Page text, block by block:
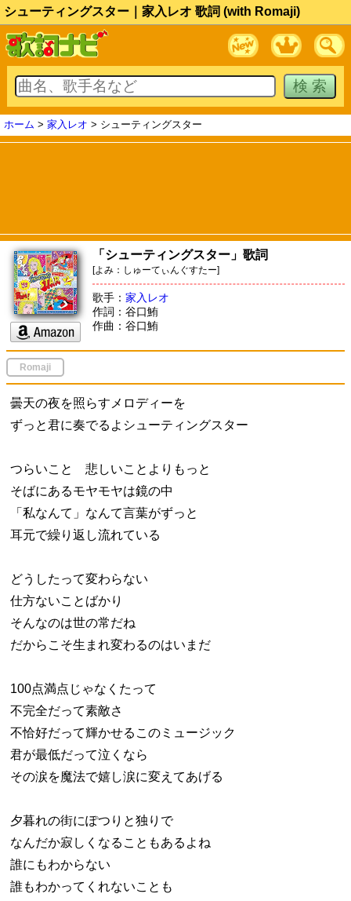
シューティングスター｜家入レオ 歌詞 (with Romaji)
ホーム > 家入レオ > シューティングスター
「シューティングスター」歌詞
[よみ：しゅーてぃんぐすたー]
歌手： 家入レオ
作詞：谷口鮪
作曲：谷口鮪
Romaji
曇天の夜を照らすメロディーを
ずっと君に奏でるよシューティングスター
つらいこと 悲しいことよりもっと
そばにあるモヤモヤは鏡の中
「私なんて」なんて言葉がずっと
耳元で繰り返し流れている
どうしたって変わらない
仕方ないことばかり
そんなのは世の常だね
だからこそ生まれ変わるのはいまだ
100点満点じゃなくたって
不完全だって素敵さ
不恰好だって輝かせるこのミュージック
君が最低だって泣くなら
その涙を魔法で嬉し涙に変えてあげる
夕暮れの街にぽつりと独りで
なんだか寂しくなることもあるよね
誰にもわからない
誰もわかってくれないことも